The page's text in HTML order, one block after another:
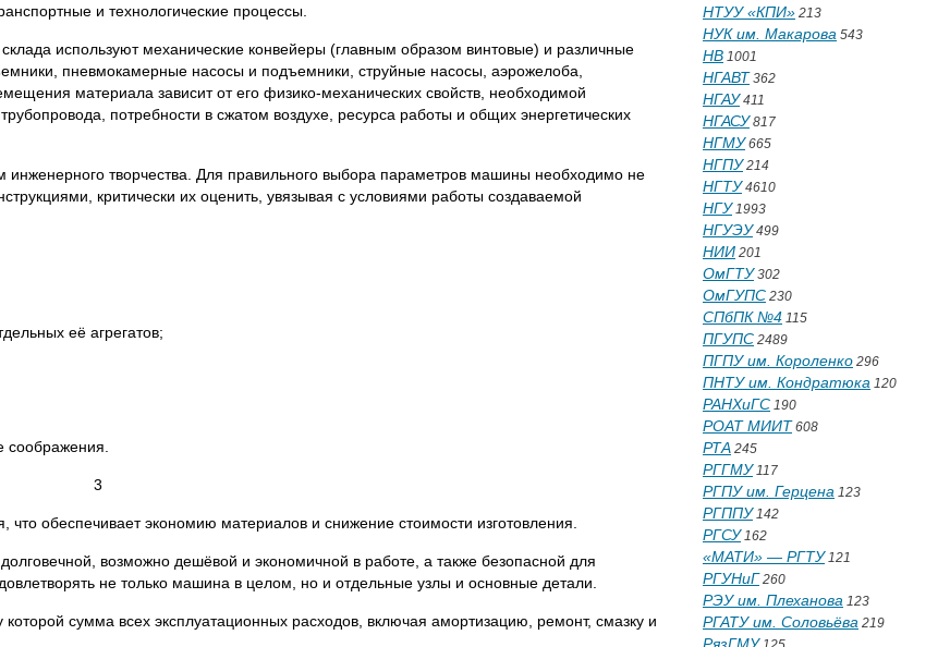
и технологические процессы.
используют механические конвейеры (главным образом винтовые) и различные
пневмокамерные насосы и подъемники, струйные насосы, аэрожелоба,
материала зависит от его физико-механических свойств, необходимой
потребности в сжатом воздухе, ресурса работы и общих энергетических
творчества. Для правильного выбора параметров машины необходимо не
критически их оценить, увязывая с условиями работы создаваемой
её агрегатов;
соображения.
3
обеспечивает экономию материалов и снижение стоимости изготовления.
возможно дешёвой и экономичной в работе, а также безопасной для
не только машина в целом, но и отдельные узлы и основные детали.
сумма всех эксплуатационных расходов, включая амортизацию, ремонт, смазку и
НТУУ «КПИ» 213
НУК им. Макарова 543
НВ 1001
НГАВТ 362
НГАУ411
НГАСУ817
НГМУ665
НГПУ214
НГТУ4610
НГУ1993
НГУЭУ499
НИИ 201
ОмГТУ302
ОмГУПС 230
СПбПК №4 115
ПГУПС 2489
ПГПУ им. Короленко 296
ПНТУ им. Кондратюка 120
РАНХиГС 190
РОАТ МИИТ 608
РТА 245
РГГМУ117
РГПУ им. Герцена 123
РГППУ142
РГСУ162
«МАТИ» — РГТУ121
РГУНиГ 260
РЭУ им. Плеханова 123
РГАТУ им. Соловьёва 219